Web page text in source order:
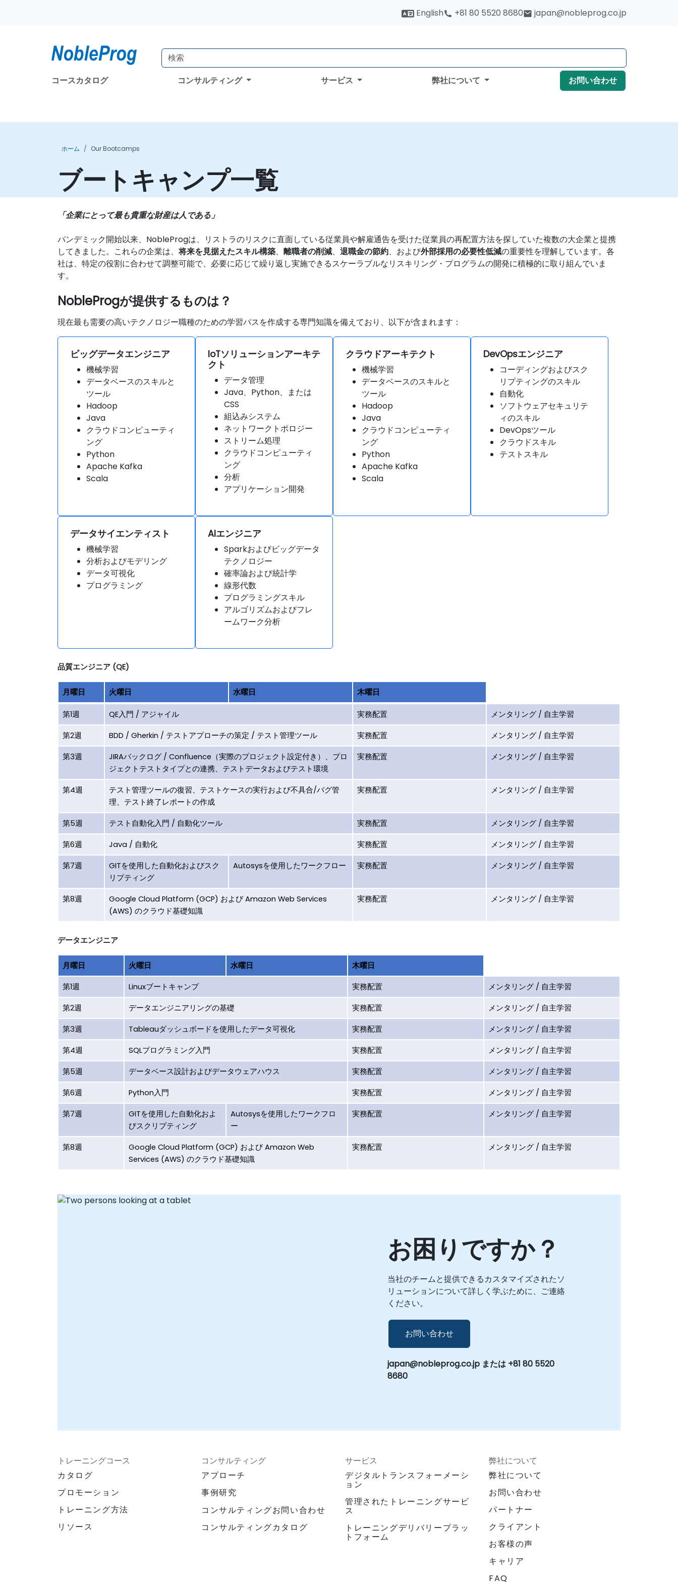
English +81 80 5520 8680 japan@nobleprog.co.jp
コースカタログ コンサルティング サービス 弊社について お問い合わせ
ホーム Our Bootcamps
ブートキャンプ一覧
「企業にとって最も貴重な財産は人である」
パンデミック開始以来、NobleProgは、リストラのリスクに直面している従業員や解雇通告を受けた従業員の再配置方法を探していた複数の大企業と提携
してきました。これらの企業は、将来を見据えたスキル構築、 離職者の削減、 退職金の節約、および外部採用の必要性低減の重要性を理解しています。各
社は、特定の役割に合わせて調整可能で、必要に応じて繰り返し実施できるスケーラブルなリスキリング・プログラムの開発に積極的に取り組んでいま
す。
NobleProgが提供するものは？
現在最も需要の高いテクノロジー職種のための学習パスを作成する専門知識を備えており、以下が含まれます：
ビッグデータエンジニア
機械学習
データベースのスキルと
ツール
Hadoop
Java
クラウドコンピューティ
ング
Python
Apache Kafka
Scala
IoTソリューションアーキテ
クト
データ管理
Java、Python、または
CSS
組込みシステム
ネットワークトポロジー
ストリーム処理
クラウドコンピューティ
ング
分析
アプリケーション開発
クラウドアーキテクト
機械学習
データベースのスキルと
ツール
Hadoop
Java
クラウドコンピューティ
ング
Python
Apache Kafka
Scala
DevOpsエンジニア
コーディングおよびスク
リプティングのスキル
自動化
ソフトウェアセキュリテ
ィのスキル
DevOpsツール
クラウドスキル
テストスキル
データサイエンティスト
機械学習
分析およびモデリング
データ可視化
プログラミング
AIエンジニア
Sparkおよびビッグデータ
テクノロジー
確率論および統計学
線形代数
プログラミングスキル
アルゴリズムおよびフレ
ームワーク分析
品質エンジニア (QE)
月曜日 火曜日 水曜日 木曜日
第1週 QE入門 / アジャイル 実務配置 メンタリング / 自主学習
第2週 BDD / Gherkin / テストアプローチの策定 / テスト管理ツール 実務配置 メンタリング / 自主学習
第3週
JIRAバックログ / Confluence（実際のプロジェクト設定付き）、プロ
ジェクトテストタイプとの連携、テストデータおよびテスト環境
実務配置 メンタリング / 自主学習
第4週
テスト管理ツールの復習、テストケースの実行および不具合/バグ管
理、テスト終了レポートの作成
実務配置 メンタリング / 自主学習
第5週 テスト自動化入門 / 自動化ツール 実務配置 メンタリング / 自主学習
第6週 Java / 自動化 実務配置 メンタリング / 自主学習
第7週
GITを使用した自動化およびスク
リプティング
Autosysを使用したワークフロー 実務配置 メンタリング / 自主学習
第8週
Google Cloud Platform (GCP) および Amazon Web Services
(AWS) のクラウド基礎知識
実務配置 メンタリング / 自主学習
データエンジニア
月曜日 火曜日 水曜日 木曜日
第1週 Linuxブートキャンプ 実務配置 メンタリング / 自主学習
第2週 データエンジニアリングの基礎 実務配置 メンタリング / 自主学習
第3週 Tableauダッシュボードを使用したデータ可視化 実務配置 メンタリング / 自主学習
第4週 SQLプログラミング入門 実務配置 メンタリング / 自主学習
第5週 データベース設計およびデータウェアハウス 実務配置 メンタリング / 自主学習
第6週 Python入門 実務配置 メンタリング / 自主学習
第7週
GITを使用した自動化およ
びスクリプティング
Autosysを使用したワークフロ
ー
実務配置 メンタリング / 自主学習
第8週
Google Cloud Platform (GCP) および Amazon Web
Services (AWS) のクラウド基礎知識
実務配置 メンタリング / 自主学習
お困りですか？
当社のチームと提供できるカスタマイズされたソ
リューションについて詳しく学ぶために、ご連絡
ください。
お問い合わせ
japan@nobleprog.co.jp または +81 80 5520
8680
トレーニングコース
カタログ
プロモーション
トレーニング方法
リソース
コンサルティング
アプローチ
事例研究
コンサルティングお問い合わせ
コンサルティングカタログ
サービス
デジタルトランスフォーメーシ
ョン
管理されたトレーニングサービ
ス
トレーニングデリバリープラッ
トフォーム
弊社について
弊社について
お問い合わせ
パートナー
クライアント
お客様の声
キャリア
FAQ